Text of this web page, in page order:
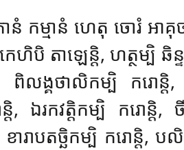
ម្មានំ ហេតុ ចោរំ អាគុចា
បិ តាឡេន្តិ, ហត្ថម្បិ ឆិន្ទ
ពិលង្គថាលិកម្បិ ករោន្
, ឯរកវត្តិកម្បិ ករោន្តិ
បតច្ឆិកម្បិ ករោន្តិ, ប